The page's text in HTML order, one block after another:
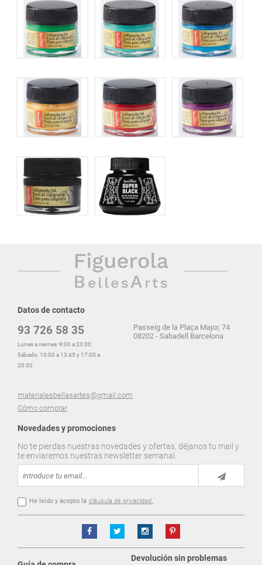
Datos de contacto
93 726 58 35
Lunes a viernes: 9:00 a 20:30
Sábado: 10:00 a 13:45 y 17:00 a
20:30
materialesbellasartes@gmail.com
Cómo comprar
Passeig de la Plaça Major, 74
08202 - Sabadell Barcelona
Novedades y promociones
No te pierdas nuestras novedades y ofertas, déjanos tu mail y
te enviaremos nuestras newsletter semanal.
He leído y acepto la cláusula de privacidad.
Devolución sin problemas